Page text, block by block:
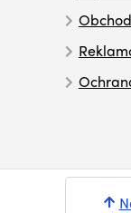
© Syntex